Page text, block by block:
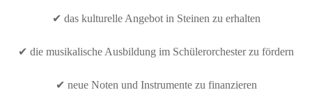
✔ das kulturelle Angebot in Steinen zu erhalten
✔ die musikalische Ausbildung im Schülerorchester zu fördern
✔ neue Noten und Instrumente zu finanzieren